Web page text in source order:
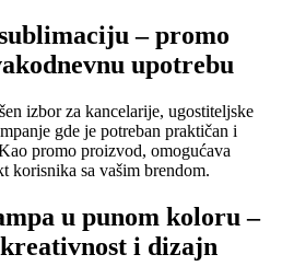
– promo
upotrebu
izbor za kancelarije, ugostiteljske
gde je potreban praktičan i
promo proizvod, omogućava
korisnika sa vašim brendom.
u punom koloru –
i dizajn